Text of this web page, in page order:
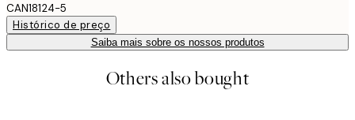
CAN18124-5
Histórico de preço
Saiba mais sobre os nossos produtos
Others also bought